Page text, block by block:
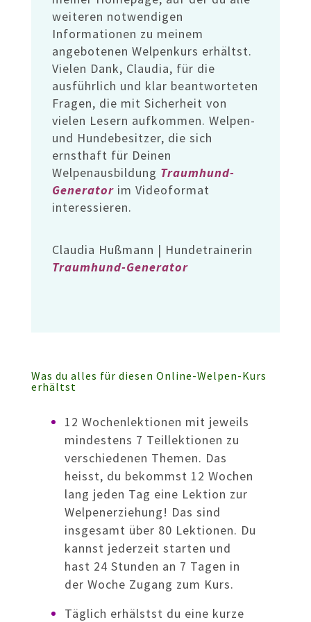
weiteren notwendigen
Informationen zu meinem
angebotenen Welpenkurs erhältst.
Vielen Dank, Claudia, für die
ausführlich und klar beantworteten
Fragen, die mit Sicherheit von
vielen Lesern aufkommen. Welpen-
und Hundebesitzer, die sich
ernsthaft für Deinen
Welpenausbildung Traumhund-
Generatorim Videoformat
interessieren.
Claudia Hußmann | Hundetrainerin
Traumhund-Generator
Was du alles für diesen Online-Welpen-Kurs
erhältst
12 Wochenlektionen mit jeweils
mindestens 7 Teillektionen zu
verschiedenen Themen. Das
heisst, du bekommst 12 Wochen
lang jeden Tag eine Lektion zur
Welpenerziehung! Das sind
insgesamt über 80 Lektionen. Du
kannst jederzeit starten und
hast 24 Stunden an 7 Tagen in
der Woche Zugang zum Kurs.
Täglich erhälstst du eine kurze